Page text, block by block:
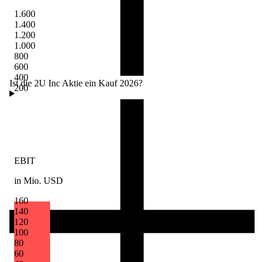
1.600
1.400
1.200
1.000
800
600
400
200
EBIT
in Mio. USD
160
140
120
100
80
60
Ist die 2U Inc Aktie ein Kauf 2026?